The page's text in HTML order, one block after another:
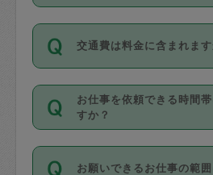
がっていく仕組みにな
Diners Club）のみとな
を行う際にご入力くださ
ル登録時にはご入力い
丈夫です。
デビットカード・プリペ
リカ、au WALLETなど
依頼には「スポット」
隔週）」があり、「定期
ポット」よりお得な料
す。
定期の最低利用回数は設
りに、一定数を超えた
交通費は料金に含まれます
交通費は依頼料金とは
料金のご請求と合わせて
ます。交通費の金額は
お仕事を依頼できる時間
すか？
時間帯は3種類あります
お願いできるお仕事の範囲